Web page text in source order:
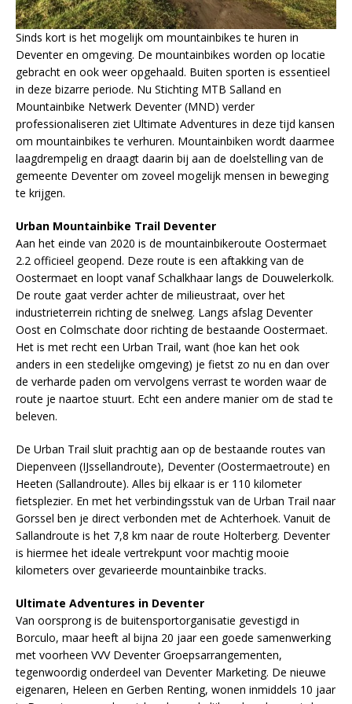
Sinds kort is het mogelijk om mountainbikes te huren in
Deventer en omgeving. De mountainbikes worden op locatie
gebracht en ook weer opgehaald. Buiten sporten is essentieel
in deze bizarre periode. Nu Stichting MTB Salland en
Mountainbike Netwerk Deventer (MND) verder
professionaliseren ziet Ultimate Adventures in deze tijd kansen
om mountainbikes te verhuren. Mountainbiken wordt daarmee
laagdrempelig en draagt daarin bij aan de doelstelling van de
gemeente Deventer om zoveel mogelijk mensen in beweging
te krijgen.
Urban Mountainbike Trail Deventer
Aan het einde van 2020 is de mountainbikeroute Oostermaet
2.2 officieel geopend. Deze route is een aftakking van de
Oostermaet en loopt vanaf Schalkhaar langs de Douwelerkolk.
De route gaat verder achter de milieustraat, over het
industrieterrein richting de snelweg. Langs afslag Deventer
Oost en Colmschate door richting de bestaande Oostermaet.
Het is met recht een Urban Trail, want (hoe kan het ook
anders in een stedelijke omgeving) je fietst zo nu en dan over
de verharde paden om vervolgens verrast te worden waar de
route je naartoe stuurt. Echt een andere manier om de stad te
beleven.
De Urban Trail sluit prachtig aan op de bestaande routes van
Diepenveen (IJssellandroute), Deventer (Oostermaetroute) en
Heeten (Sallandroute). Alles bij elkaar is er 110 kilometer
fietsplezier. En met het verbindingsstuk van de Urban Trail naar
Gorssel ben je direct verbonden met de Achterhoek. Vanuit de
Sallandroute is het 7,8 km naar de route Holterberg. Deventer
is hiermee het ideale vertrekpunt voor machtig mooie
kilometers over gevarieerde mountainbike tracks.
Ultimate Adventures in Deventer
Van oorsprong is de buitensportorganisatie gevestigd in
Borculo, maar heeft al bijna 20 jaar een goede samenwerking
met voorheen VVV Deventer Groepsarrangementen,
tegenwoordig onderdeel van Deventer Marketing. De nieuwe
eigenaren, Heleen en Gerben Renting, wonen inmiddels 10 jaar